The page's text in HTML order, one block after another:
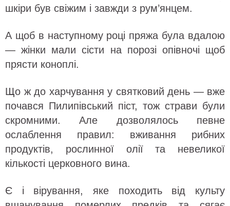
шкіри був свіжим і завжди з рум’янцем.
А щоб в наступному році пряжа була вдалою
— жінки мали сісти на порозі опівночі щоб
прясти коноплі.
Що ж до харчування у святковий день — вже
почався Пилипівський піст, тож страви були
скромними. Але дозволялось певне
ослаблення правил: вживання рибних
продуктів, рослинної олії та невеликої
кількості церковного вина.
Є і вірування, яке походить від культу